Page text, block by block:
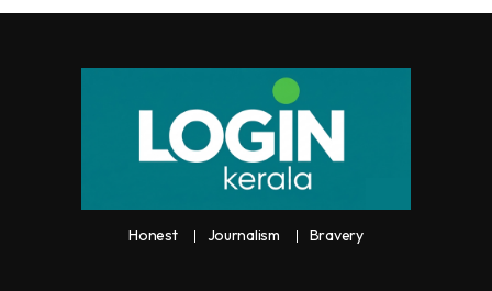
Honest Journalism Bravery